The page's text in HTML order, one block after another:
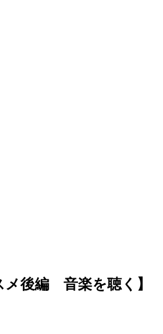
メ後編 音楽を聴く】